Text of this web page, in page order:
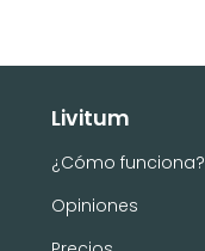
Livitum
¿Cómo funciona?
Opiniones